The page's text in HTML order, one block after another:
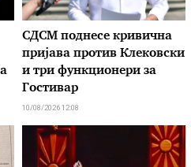
СДСМ поднесе кривична
пријава против Клековски
и три функционери за
Гостивар
10/08/2026 12:08